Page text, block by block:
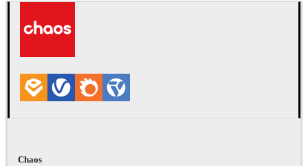
Chaos